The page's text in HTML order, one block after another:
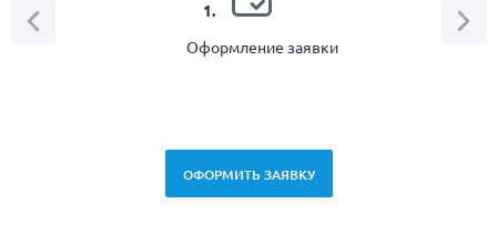
1.
Оформление заявки
ОФОРМИТЬ ЗАЯВКУ